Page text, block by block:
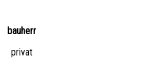
bauherr
privat